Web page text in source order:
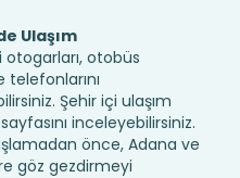
Ulaşım
otobüs
telefonlarını
Şehir içi ulaşım
inceleyebilirsiniz.
önce, Adana ve
göz gezdirmeyi